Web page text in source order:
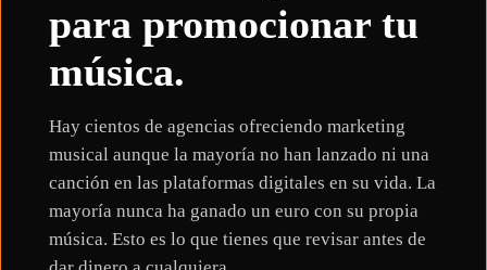
para promocionar tu
música.
Hay cientos de agencias ofreciendo marketing
musical aunque la mayoría no han lanzado ni una
canción en las plataformas digitales en su vida. La
mayoría nunca ha ganado un euro con su propia
música. Esto es lo que tienes que revisar antes de